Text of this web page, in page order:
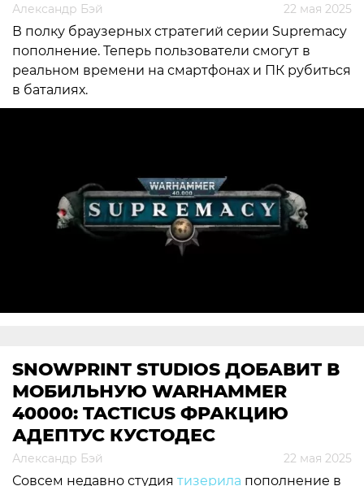
Александр Бэй 22 мая 2025
В полку браузерных стратегий серии Supremacy
пополнение. Теперь пользователи смогут в
реальном времени на смартфонах и ПК рубиться
в баталиях.
SNOWPRINT STUDIOS ДОБАВИТ В
МОБИЛЬНУЮ WARHAMMER
40000: TACTICUS ФРАКЦИЮ
АДЕПТУС КУСТОДЕС
Александр Бэй 22 мая 2025
Совсем недавно студия тизерила пополнение в